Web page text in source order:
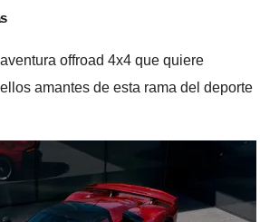
offroad 4x4 que quiere
amantes de esta rama del deporte